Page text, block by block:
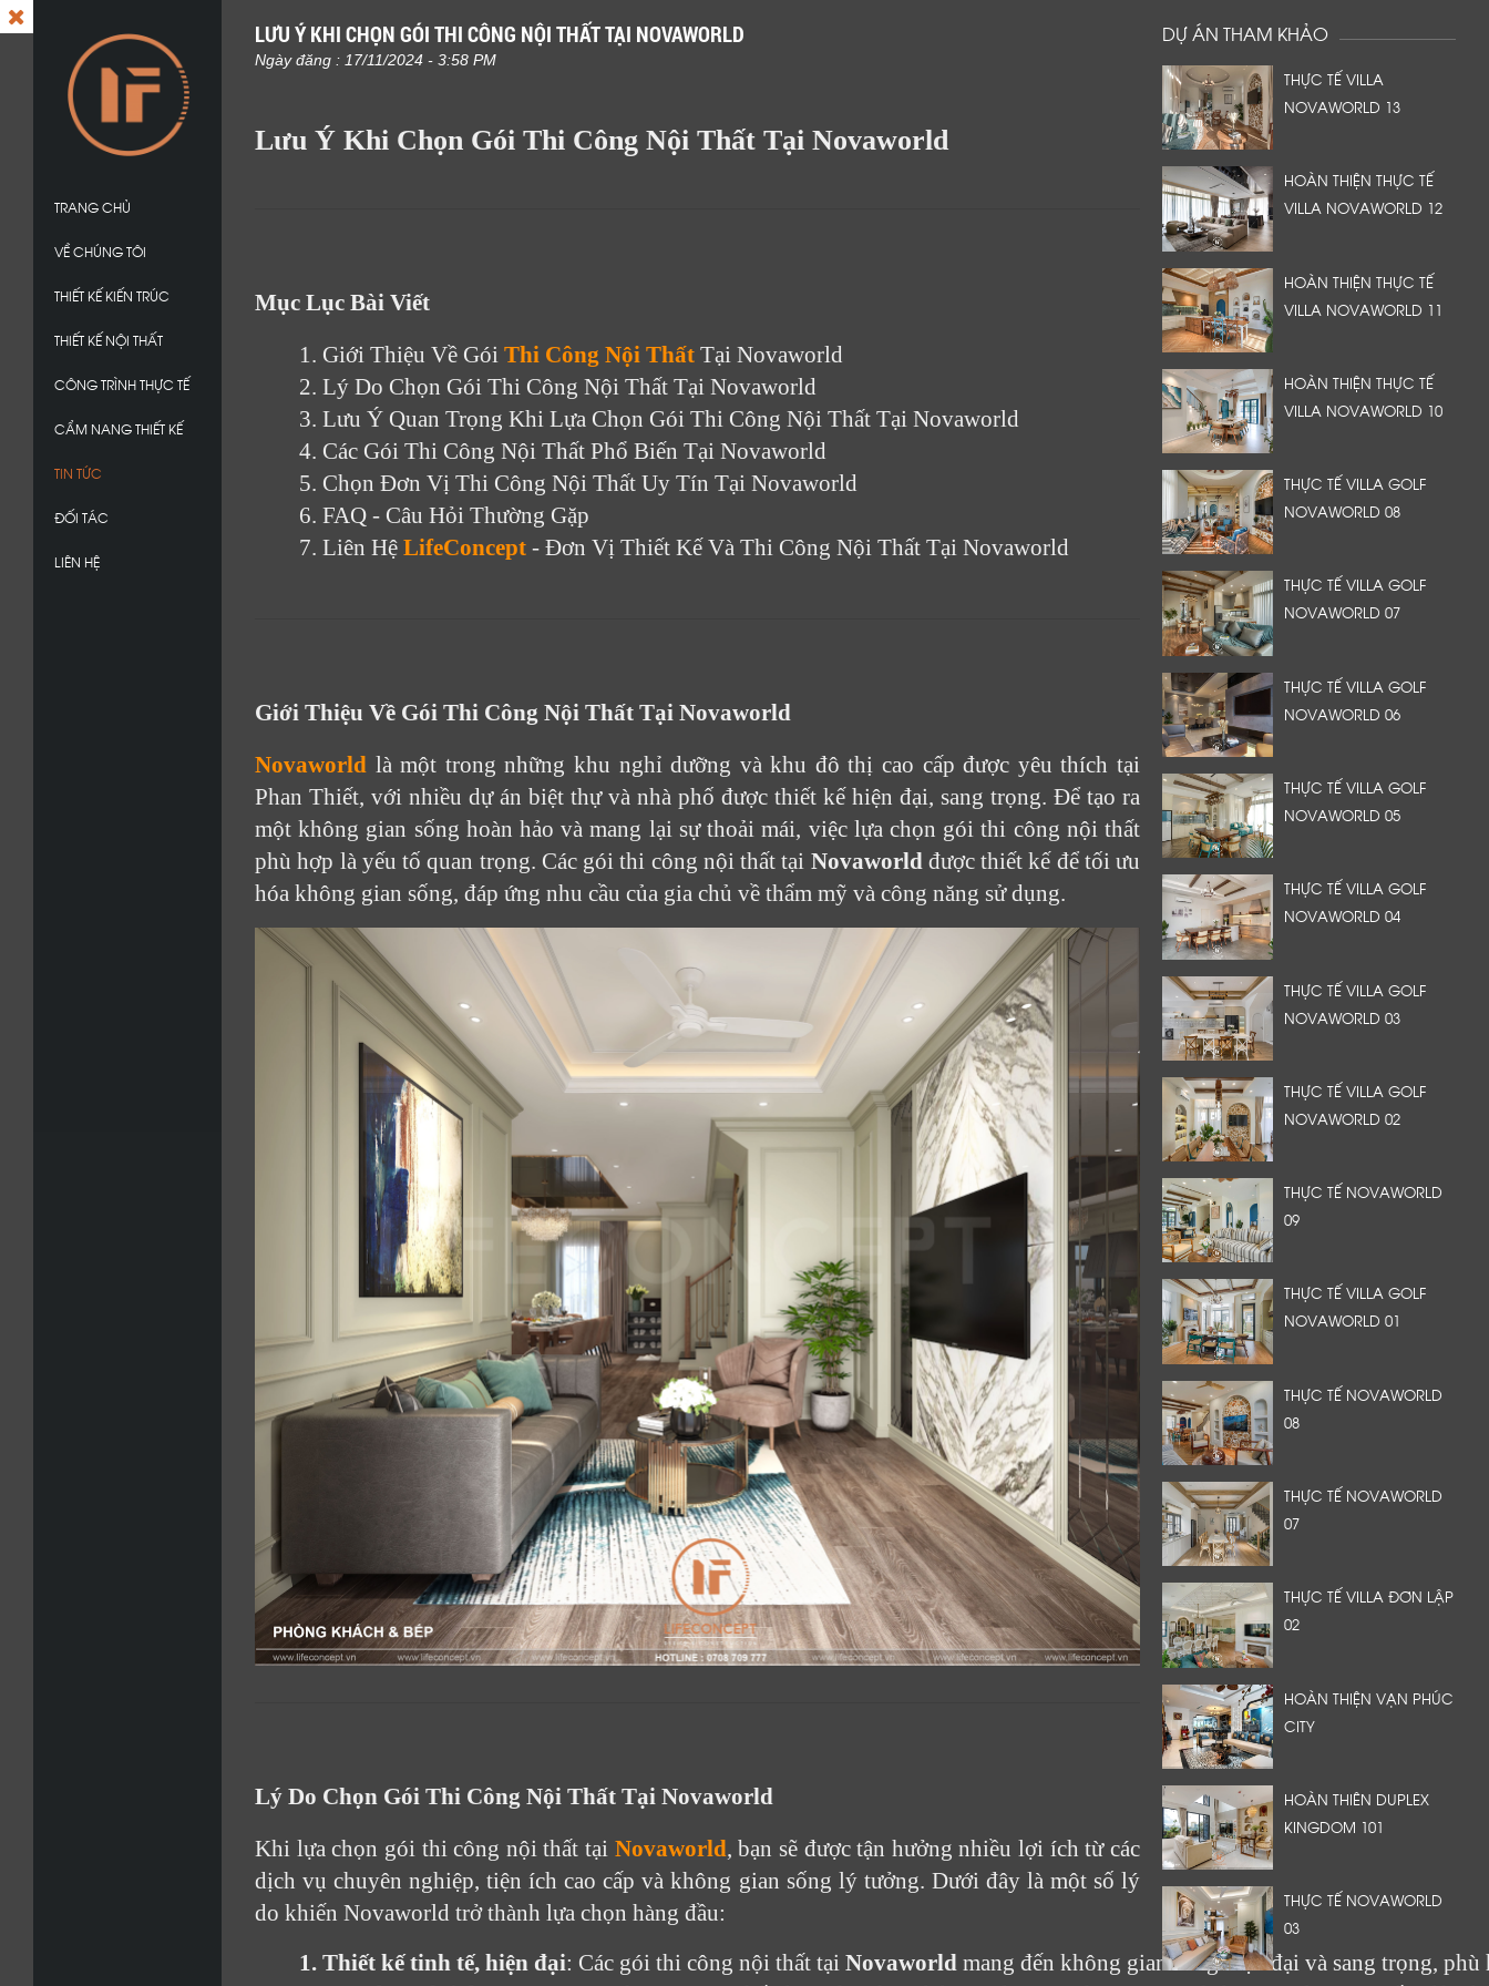
TRANG CHỦ
VỀ CHÚNG TÔI
THIẾT KẾ KIẾN TRÚC
THIẾT KẾ NỘI THẤT
CÔNG TRÌNH THỰC TẾ
CẨM NANG THIẾT KẾ
TIN TỨC
ĐỐI TÁC
LIÊN HỆ
LƯU Ý KHI CHỌN GÓI THI CÔNG NỘI THẤT TẠI NOVAWORLD
Ngày đăng : 17/11/2024 - 3:58 PM
Lưu Ý Khi Chọn Gói Thi Công Nội Thất Tại Novaworld
Mục Lục Bài Viết
1. Giới Thiệu Về Gói Thi Công Nội Thất Tại Novaworld
2. Lý Do Chọn Gói Thi Công Nội Thất Tại Novaworld
3. Lưu Ý Quan Trọng Khi Lựa Chọn Gói Thi Công Nội Thất Tại Novaworld
4. Các Gói Thi Công Nội Thất Phổ Biến Tại Novaworld
5. Chọn Đơn Vị Thi Công Nội Thất Uy Tín Tại Novaworld
6. FAQ - Câu Hỏi Thường Gặp
7. Liên Hệ LifeConcept - Đơn Vị Thiết Kế Và Thi Công Nội Thất Tại Novaworld
Giới Thiệu Về Gói Thi Công Nội Thất Tại Novaworld
Novaworld là một trong những khu nghỉ dưỡng và khu đô thị cao cấp được yêu thích tại
Phan Thiết, với nhiều dự án biệt thự và nhà phố được thiết kế hiện đại, sang trọng. Để tạo ra
một không gian sống hoàn hảo và mang lại sự thoải mái, việc lựa chọn gói thi công nội thất
phù hợp là yếu tố quan trọng. Các gói thi công nội thất tại Novaworldđược thiết kế để tối ưu
hóa không gian sống, đáp ứng nhu cầu của gia chủ về thẩm mỹ và công năng sử dụng.
Lý Do Chọn Gói Thi Công Nội Thất Tại Novaworld
Khi lựa chọn gói thi công nội thất tại Novaworld, bạn sẽ được tận hưởng nhiều lợi ích từ các
dịch vụ chuyên nghiệp, tiện ích cao cấp và không gian sống lý tưởng. Dưới đây là một số lý
do khiến Novaworld trở thành lựa chọn hàng đầu:
1. Thiết kế tinh tế, hiện đại: Các gói thi công nội thất tại Novaworld mang đến không gian sống hiện đại và sang trọng,
DỰ ÁN THAM KHẢO
THỰC TẾ VILLA
NOVAWORLD 13
HOÀN THIỆN THỰC TẾ
VILLA NOVAWORLD 12
HOÀN THIỆN THỰC TẾ
VILLA NOVAWORLD 11
HOÀN THIỆN THỰC TẾ
VILLA NOVAWORLD 10
THỰC TẾ VILLA GOLF
NOVAWORLD 08
THỰC TẾ VILLA GOLF
NOVAWORLD 07
THỰC TẾ VILLA GOLF
NOVAWORLD 06
THỰC TẾ VILLA GOLF
NOVAWORLD 05
THỰC TẾ VILLA GOLF
NOVAWORLD 04
THỰC TẾ VILLA GOLF
NOVAWORLD 03
THỰC TẾ VILLA GOLF
NOVAWORLD 02
THỰC TẾ NOVAWORLD
09
THỰC TẾ VILLA GOLF
NOVAWORLD 01
THỰC TẾ NOVAWORLD
08
THỰC TẾ NOVAWORLD
07
THỰC TẾ VILLA ĐƠN LẬP
02
HOÀN THIỆN VẠN PHÚC
CITY
HOÀN THIÊN DUPLEX
KINGDOM 101
THỰC TẾ NOVAWORLD
03